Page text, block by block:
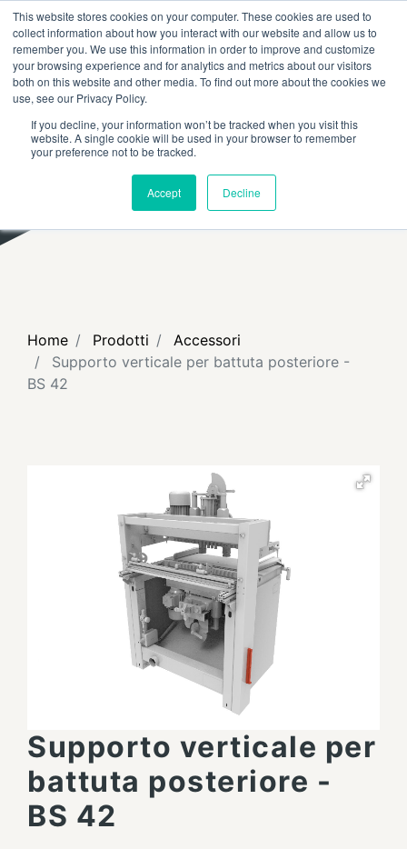
This website stores cookies on your computer. These cookies are used to
collect information about how you interact with our website and allow us to
remember you. We use this information in order to improve and customize
your browsing experience and for analytics and metrics about our visitors
both on this website and other media. To find out more about the cookies we
use, see our Privacy Policy.
If you decline, your information won’t be tracked when you visit this
website. A single cookie will be used in your browser to remember
your preference not to be tracked.
Accept Decline
RICERCA FAQ RIVENDITORI
Home Prodotti
Accessori
Supporto verticale per battuta posteriore -
BS 42
Supporto verticale per
battuta posteriore -
BS 42